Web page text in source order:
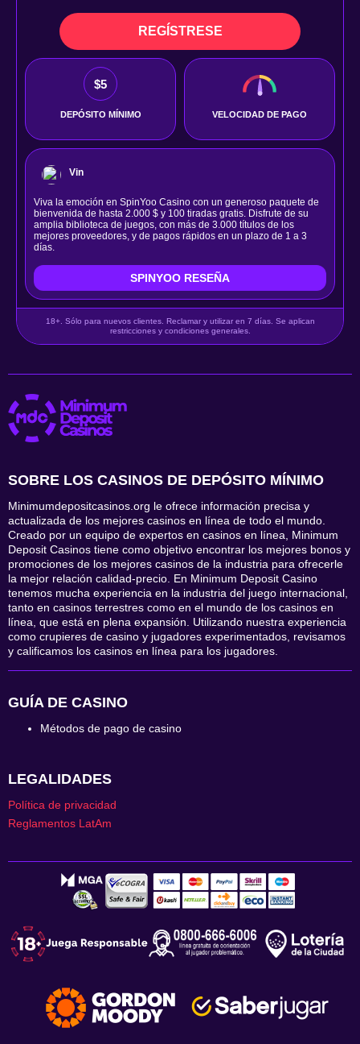
REGÍSTRESE
$5
DEPÓSITO MÍNIMO VELOCIDAD DE PAGO
Vin
Viva la emoción en SpinYoo Casino con un generoso paquete de
bienvenida de hasta 2.000 $ y 100 tiradas gratis. Disfrute de su
amplia biblioteca de juegos, con más de 3.000 títulos de los
mejores proveedores, y de pagos rápidos en un plazo de 1 a 3
días.
SPINYOO RESEÑA
18+. Sólo para nuevos clientes. Reclamar y utilizar en 7 días. Se aplican
restricciones y condiciones generales.
SOBRE LOS CASINOS DE DEPÓSITO MÍNIMO
Minimumdepositcasinos.org le ofrece información precisa y
actualizada de los mejores casinos en línea de todo el mundo.
Creado por un equipo de expertos en casinos en línea, Minimum
Deposit Casinos tiene como objetivo encontrar los mejores bonos y
promociones de los mejores casinos de la industria para ofrecerle
la mejor relación calidad-precio. En Minimum Deposit Casino
tenemos mucha experiencia en la industria del juego internacional,
tanto en casinos terrestres como en el mundo de los casinos en
línea, que está en plena expansión. Utilizando nuestra experiencia
como crupieres de casino y jugadores experimentados, revisamos
y calificamos los casinos en línea para los jugadores.
GUÍA DE CASINO
Métodos de pago de casino
LEGALIDADES
Política de privacidad
Reglamentos LatAm